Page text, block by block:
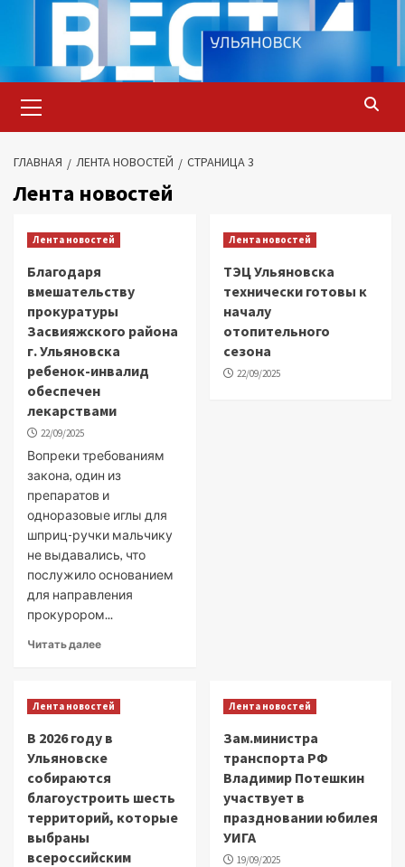
содержимому
меню
ГЛАВНАЯ ЛЕНТА НОВОСТЕЙ СТРАНИЦА 3
Лента новостей
Лента новостей
Благодаря
вмешательству
прокуратуры
Засвияжского района
г. Ульяновска
ребенок-инвалид
обеспечен
лекарствами
22/09/2025
Вопреки требованиям
закона, один из
препаратов и
одноразовые иглы для
шприц-ручки мальчику
не выдавались, что
послужило основанием
для направления
прокурором...
Читать далее
Лента новостей
ТЭЦ Ульяновска
технически готовы к
началу
отопительного
сезона
22/09/2025
Лента новостей
В 2026 году в
Ульяновске
собираются
благоустроить шесть
территорий, которые
выбраны
всероссийским
Лента новостей
Зам.министра
транспорта РФ
Владимир Потешкин
участвует в
праздновании юбилея
УИГА
19/09/2025